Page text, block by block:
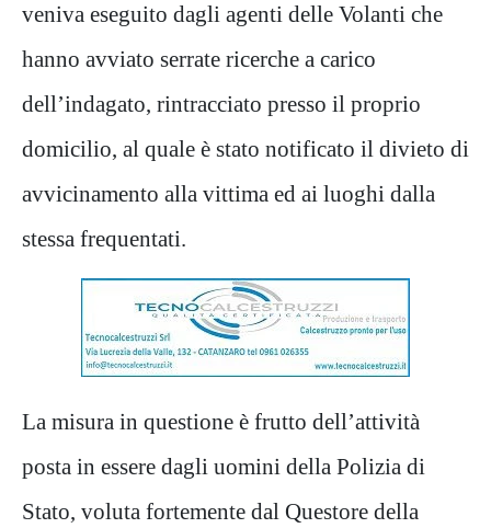
veniva eseguito dagli agenti delle Volanti che
hanno avviato serrate ricerche a carico
dell’indagato, rintracciato presso il proprio
domicilio, al quale è stato notificato il divieto di
avvicinamento alla vittima ed ai luoghi dalla
stessa frequentati.
La misura in questione è frutto dell’attività
posta in essere dagli uomini della Polizia di
Stato, voluta fortemente dal Questore della